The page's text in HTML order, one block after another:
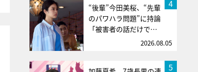
4
“後輩”今田美桜、“先輩
のパワハラ問題”に持論
「被害者の話だけで…
2026.08.05
5